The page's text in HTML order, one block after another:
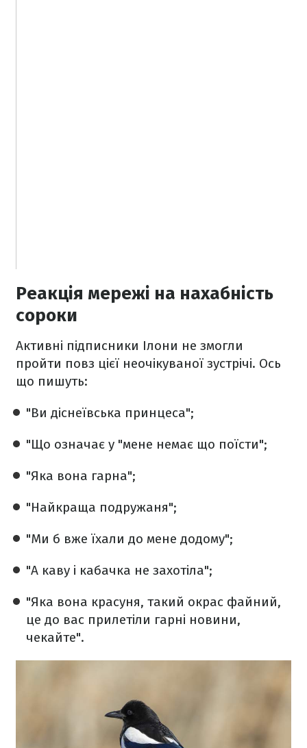
Реакція мережі на нахабність
сороки
Активні підписники Ілони не змогли
пройти повз цієї неочікуваної зустрічі. Ось
що пишуть:
"Ви діснеївська принцеса";
"Що означає у "мене немає що поїсти";
"Яка вона гарна";
"Найкраща подружаня";
"Ми б вже їхали до мене додому";
"А каву і кабачка не захотіла";
"Яка вона красуня, такий окрас файний,
це до вас прилетіли гарні новини,
чекайте".